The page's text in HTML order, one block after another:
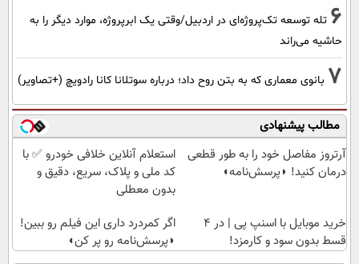
6 تله توسعه تک‌پروژه‌ای در اردبیل/وقتی یک ابرپروژه، موارد دیگر را به
حاشیه می‌راند
7 بانوی معماری که به بتن روح داد؛ درباره سوتلانا کانا رادویچ (+تصاویر)
مطالب پیشنهادی
آرتروز مفاصل خود را به طور قطعی
درمان کنید! ◗پرسش‌نامه◖
استعلام آنلاین خلافی خودرو ✅ با
کد ملی و پلاک، سریع، دقیق و
بدون معطلی
خرید موبایل با اسنپ پی | در ۴
قسط بدون سود و کارمزد!
اگر کمردرد داری این فیلم رو ببین!
◗پرسش‌نامه رو پر کن◖